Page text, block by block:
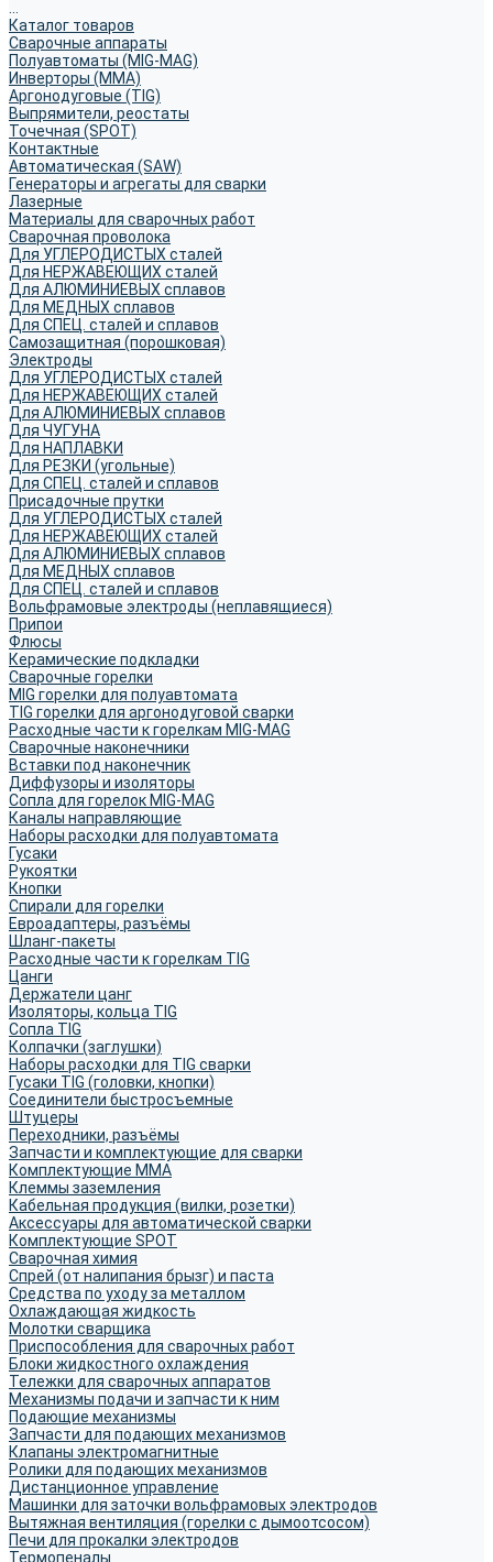
Каталог товаров
Сварочные аппараты
Полуавтоматы (MIG-MAG)
Инверторы (MMA)
Аргонодуговые (TIG)
Выпрямители, реостаты
Точечная (SPOT)
Контактные
Автоматическая (SAW)
Генераторы и агрегаты для сварки
Лазерные
Материалы для сварочных работ
Сварочная проволока
Для УГЛЕРОДИСТЫХ сталей
Для НЕРЖАВЕЮЩИХ сталей
Для АЛЮМИНИЕВЫХ сплавов
Для МЕДНЫХ сплавов
Для СПЕЦ. сталей и сплавов
Самозащитная (порошковая)
Электроды
Для УГЛЕРОДИСТЫХ сталей
Для НЕРЖАВЕЮЩИХ сталей
Для АЛЮМИНИЕВЫХ сплавов
Для ЧУГУНА
Для НАПЛАВКИ
Для РЕЗКИ (угольные)
Для СПЕЦ. сталей и сплавов
Присадочные прутки
Для УГЛЕРОДИСТЫХ сталей
Для НЕРЖАВЕЮЩИХ сталей
Для АЛЮМИНИЕВЫХ сплавов
Для МЕДНЫХ сплавов
Для СПЕЦ. сталей и сплавов
Вольфрамовые электроды (неплавящиеся)
Припои
Флюсы
Керамические подкладки
Сварочные горелки
MIG горелки для полуавтомата
TIG горелки для аргонодуговой сварки
Расходные части к горелкам MIG-MAG
Сварочные наконечники
Вставки под наконечник
Диффузоры и изоляторы
Сопла для горелок MIG-MAG
Каналы направляющие
Наборы расходки для полуавтомата
Гусаки
Рукоятки
Кнопки
Спирали для горелки
Евроадаптеры, разъёмы
Шланг-пакеты
Расходные части к горелкам TIG
Цанги
Держатели цанг
Изоляторы, кольца TIG
Сопла TIG
Колпачки (заглушки)
Наборы расходки для TIG сварки
Гусаки TIG (головки, кнопки)
Соединители быстросъемные
Штуцеры
Переходники, разъёмы
Запчасти и комплектующие для сварки
Комплектующие ММА
Клеммы заземления
Кабельная продукция (вилки, розетки)
Аксессуары для автоматической сварки
Комплектующие SPOT
Сварочная химия
Спрей (от налипания брызг) и паста
Средства по уходу за металлом
Охлаждающая жидкость
Молотки сварщика
Приспособления для сварочных работ
Блоки жидкостного охлаждения
Тележки для сварочных аппаратов
Механизмы подачи и запчасти к ним
Подающие механизмы
Запчасти для подающих механизмов
Клапаны электромагнитные
Ролики для подающих механизмов
Дистанционное управление
Машинки для заточки вольфрамовых электродов
Вытяжная вентиляция (горелки с дымоотсосом)
Печи для прокалки электродов
Термопеналы